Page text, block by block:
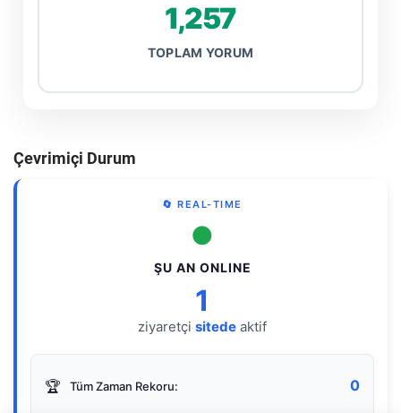
1,257
TOPLAM YORUM
Çevrimiçi Durum
🔄 REAL-TIME
●
ŞU AN ONLINE
1
ziyaretçi sitede aktif
🏆 Tüm Zaman Rekoru: 0